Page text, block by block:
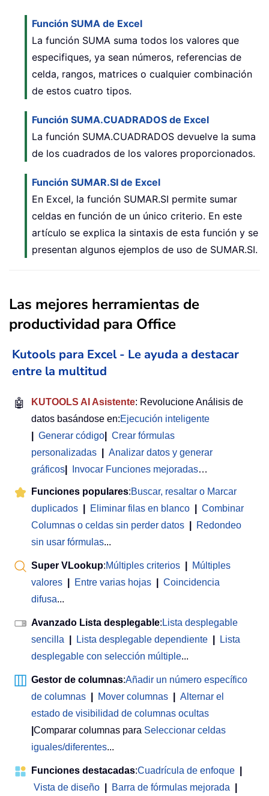
Función SUMA de Excel
La función SUMA suma todos los valores que
especifiques, ya sean números, referencias de
celda, rangos, matrices o cualquier combinación
de estos cuatro tipos.
Función SUMA.CUADRADOS de Excel
La función SUMA.CUADRADOS devuelve la suma
de los cuadrados de los valores proporcionados.
Función SUMAR.SI de Excel
En Excel, la función SUMAR.SI permite sumar
celdas en función de un único criterio. En este
artículo se explica la sintaxis de esta función y se
presentan algunos ejemplos de uso de SUMAR.SI.
Las mejores herramientas de
productividad para Office
Kutools para Excel - Le ayuda a destacar
entre la multitud
🤖 KUTOOLS AI Asistente: Revolucione Análisis de
datos basándose en:Ejecución inteligente
Generar código
Crear fórmulas
personalizadas
Analizar datos y generar
gráficos
Invocar Funciones mejoradas…
Funciones populares:Buscar, resaltar o Marcar
duplicados
Eliminar filas en blanco
Combinar
Columnas o celdas sin perder datos
Redondeo
sin usar fórmulas...
Super VLookup:Múltiples criterios
Múltiples
valores
Entre varias hojas
Coincidencia
difusa...
Avanzado Lista desplegable: Lista desplegable
sencilla
Lista desplegable dependiente
Lista
desplegable con selección múltiple...
Gestor de columnas:Añadir un número específico
de columnas
Mover columnas
Alternar el
estado de visibilidad de columnas ocultas
Comparar columnas para Seleccionar celdas
iguales/diferentes...
Funciones destacadas:Cuadrícula de enfoque
Vista de diseño
Barra de fórmulas mejorada